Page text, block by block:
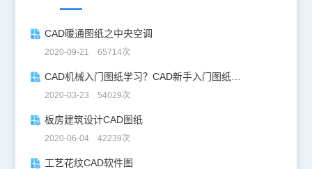
CAD暖通图纸之中央空调
2020-09-21 65714次
CAD机械入门图纸学习？CAD新手入门图纸练习
2020-03-23 54029次
板房建筑设计CAD图纸
2020-06-04 42239次
工艺花纹CAD软件图